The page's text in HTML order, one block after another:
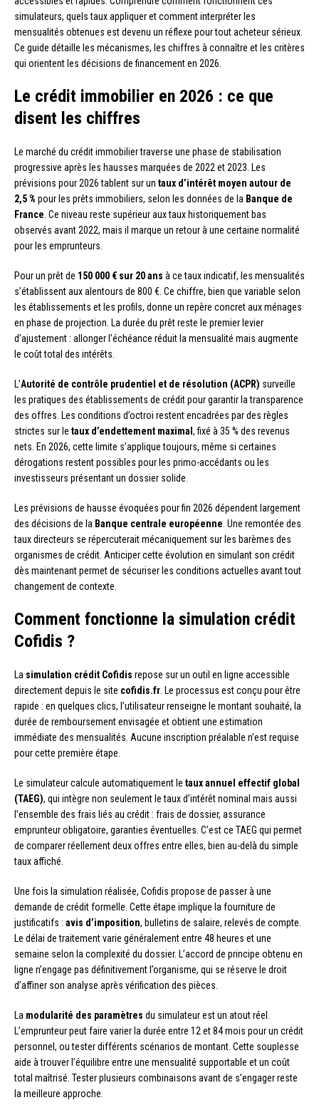
simulateurs, quels taux appliquer et comment interpréter les
mensualités obtenues est devenu un réflexe pour tout acheteur sérieux.
Ce guide détaille les mécanismes, les chiffres à connaître et les critères
qui orientent les décisions de financement en 2026.
Le crédit immobilier en 2026 : ce que
disent les chiffres
Le marché du crédit immobilier traverse une phase de stabilisation
progressive après les hausses marquées de 2022 et 2023. Les
prévisions pour 2026 tablent sur un taux d’intérêt moyen autour de
2,5 % pour les prêts immobiliers, selon les données de la Banque de
France . Ce niveau reste supérieur aux taux historiquement bas
observés avant 2022, mais il marque un retour à une certaine normalité
pour les emprunteurs.
Pour un prêt de 150 000 € sur 20 ans à ce taux indicatif, les mensualités
s’établissent aux alentours de 800 €. Ce chiffre, bien que variable selon
les établissements et les profils, donne un repère concret aux ménages
en phase de projection. La durée du prêt reste le premier levier
d’ajustement : allonger l’échéance réduit la mensualité mais augmente
le coût total des intérêts.
L’Autorité de contrôle prudentiel et de résolution (ACPR) surveille
les pratiques des établissements de crédit pour garantir la transparence
des offres. Les conditions d’octroi restent encadrées par des règles
strictes sur le taux d’endettement maximal , fixé à 35 % des revenus
nets. En 2026, cette limite s’applique toujours, même si certaines
dérogations restent possibles pour les primo-accédants ou les
investisseurs présentant un dossier solide.
Les prévisions de hausse évoquées pour fin 2026 dépendent largement
des décisions de la Banque centrale européenne . Une remontée des
taux directeurs se répercuterait mécaniquement sur les barèmes des
organismes de crédit. Anticiper cette évolution en simulant son crédit
dès maintenant permet de sécuriser les conditions actuelles avant tout
changement de contexte.
Comment fonctionne la simulation crédit
Cofidis ?
La simulation crédit Cofidis repose sur un outil en ligne accessible
directement depuis le site cofidis.fr . Le processus est conçu pour être
rapide : en quelques clics, l’utilisateur renseigne le montant souhaité, la
durée de remboursement envisagée et obtient une estimation
immédiate des mensualités. Aucune inscription préalable n’est requise
pour cette première étape.
Le simulateur calcule automatiquement le taux annuel effectif global
(TAEG), qui intègre non seulement le taux d’intérêt nominal mais aussi
l’ensemble des frais liés au crédit : frais de dossier, assurance
emprunteur obligatoire, garanties éventuelles. C’est ce TAEG qui permet
de comparer réellement deux offres entre elles, bien au-delà du simple
taux affiché.
Une fois la simulation réalisée, Cofidis propose de passer à une
demande de crédit formelle. Cette étape implique la fourniture de
justificatifs : avis d’imposition, bulletins de salaire, relevés de compte.
Le délai de traitement varie généralement entre 48 heures et une
semaine selon la complexité du dossier. L’accord de principe obtenu en
ligne n’engage pas définitivement l’organisme, qui se réserve le droit
d’affiner son analyse après vérification des pièces.
La modularité des paramètres du simulateur est un atout réel.
L’emprunteur peut faire varier la durée entre 12 et 84 mois pour un crédit
personnel, ou tester différents scénarios de montant. Cette souplesse
aide à trouver l’équilibre entre une mensualité supportable et un coût
total maîtrisé. Tester plusieurs combinaisons avant de s’engager reste
la meilleure approche.